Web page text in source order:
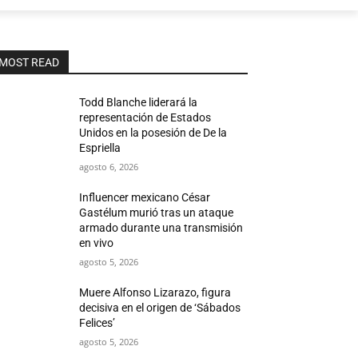
MOST READ
Todd Blanche liderará la
representación de Estados
Unidos en la posesión de De la
Espriella
agosto 6, 2026
Influencer mexicano César
Gastélum murió tras un ataque
armado durante una transmisión
en vivo
agosto 5, 2026
Muere Alfonso Lizarazo, figura
decisiva en el origen de ‘Sábados
Felices’
agosto 5, 2026